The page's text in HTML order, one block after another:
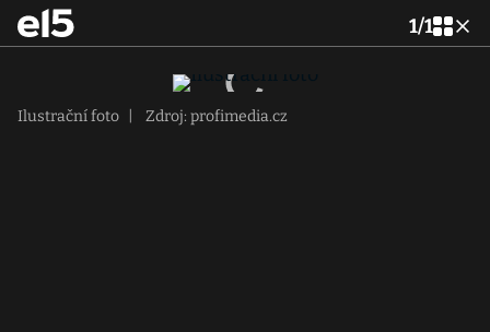
1/1
Ilustrační foto Zdroj: profimedia.cz